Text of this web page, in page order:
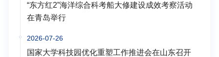
“东方红2”海洋综合科考船大修建设成效考察活动
在青岛举行
2026-07-26
国家大学科技园优化重塑工作推进会在山东召开